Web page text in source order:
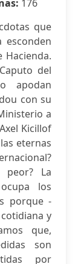
176
que
esconden
Hacienda.
del
apodan
con su
a
Kicillof
eternas
La
los
porque -
y
que,
son
por